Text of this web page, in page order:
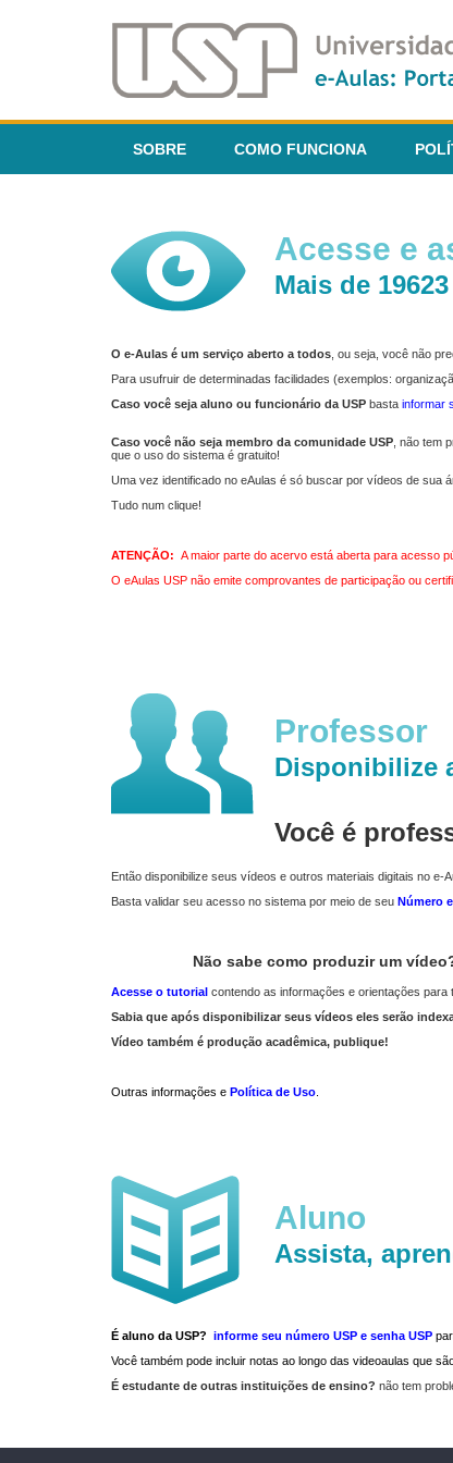
SOBRE COMO FUNCIONA
Acesse e
Mais de
O e-Aulas é um serviço aberto a todos , ou seja, você não
Para usufruir de determinadas facilidades (exemplos:
Caso você seja aluno ou funcionário da USP basta informar
Caso você não seja membro da comunidade USP , não tem
que o uso do sistema é gratuito!
Uma vez identificado no eAulas é só buscar por vídeos de sua
Tudo num clique!
ATENÇÃO: A maior parte do acervo está aberta para acesso
O eAulas USP não emite comprovantes de participação ou
Professor
Disponibilize
Você é
Então disponibilize seus vídeos e outros materiais digitais no e-
Basta validar seu acesso no sistema por meio de seu Número
Não sabe como produzir um
Acesse o tutorial contendo as informações e orientações para
Sabia que após disponibilizar seus vídeos eles serão
Vídeo também é produção acadêmica, publique!
Outras informações e Política de Uso
Aluno
Assista,
É aluno da USP? informe seu número USP e senha USP
Você também pode incluir notas ao longo das videoaulas que
É estudante de outras instituições de ensino? não tem